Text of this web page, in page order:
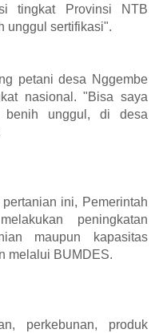
tingkat Provinsi NTB
unggul sertifikasi".
petani desa Nggembe
nasional. "Bisa saya
benih unggul, di desa
ini, Pemerintah
peningkatan
maupun kapasitas
melalui BUMDES.
perkebunan, produk